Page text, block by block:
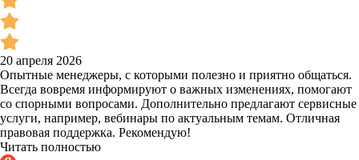
20 апреля 2026
Опытные менеджеры, с которыми полезно и приятно общаться.
Всегда вовремя информируют о важных изменениях, помогают
со спорными вопросами. Дополнительно предлагают сервисные
услуги, например, вебинары по актуальным темам. Отличная
правовая поддержка. Рекомендую!
Читать полностью